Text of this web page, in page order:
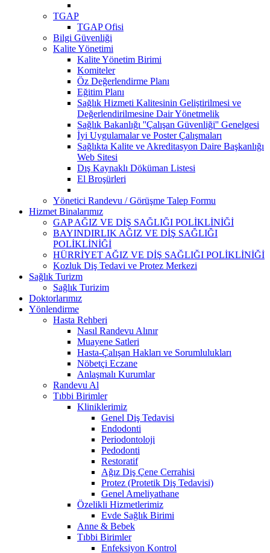
TGAP
TGAP Ofisi
Bilgi Güvenliği
Kalite Yönetimi
Kalite Yönetim Birimi
Komiteler
Öz Değerlendirme Planı
Eğitim Planı
Sağlık Hizmeti Kalitesinin Geliştirilmesi ve
Değerlendirilmesine Dair Yönetmelik
Sağlık Bakanlığı ''Çalışan Güvenliği'' Genelgesi
İyi Uygulamalar ve Poster Çalışmaları
Sağlıkta Kalite ve Akreditasyon Daire Başkanlığı
Web Sitesi
Dış Kaynaklı Döküman Listesi
El Broşürleri
Yönetici Randevu / Görüşme Talep Formu
Hizmet Binalarımız
GAP AĞIZ VE DİŞ SAĞLIĞI POLİKLİNİĞİ
BAYINDIRLIK AĞIZ VE DİŞ SAĞLIĞI
POLİKLİNİĞİ
HÜRRİYET AĞIZ VE DİŞ SAĞLIĞI POLİKLİNİĞİ
Kozluk Diş Tedavi ve Protez Merkezi
Sağlık Turizm
Sağlık Turizim
Doktorlarımız
Yönlendirme
Hasta Rehberi
Nasıl Randevu Alınır
Muayene Satleri
Hasta-Çalışan Hakları ve Sorumlulukları
Nöbetçi Eczane
Anlaşmalı Kurumlar
Randevu Al
Tıbbi Birimler
Kliniklerimiz
Genel Diş Tedavisi
Endodonti
Periodontoloji
Pedodonti
Restoratif
Ağız Diş Çene Cerrahisi
Protez (Protetik Diş Tedavisi)
Genel Ameliyathane
Özelikli Hizmetlerimiz
Evde Sağlık Birimi
Anne & Bebek
Tıbbi Birimler
Enfeksiyon Kontrol